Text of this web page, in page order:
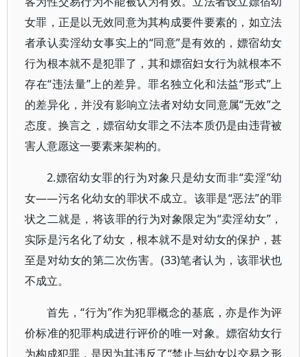
女罪，正是以无效同意为其构成要件要素的，如立法
者承认卖淫幼女事实上的“同意”是有效的，嫖宿幼女
行为根本就不是犯罪了，其和嫖宿妇女行为就根本不
存在“违法量”上的差异。罪名独立化和法益“形式”上
的差异化，并没有影响立法者对幼女同意属“无效”之
态度。换言之，嫖宿幼女罪之不法本质仍是由违背被
害人意愿这一要素来架构的。
2.嫖宿幼女罪的行为对象只是幼女而非“卖淫”幼
女——污名化幼女的罪状不成立。该罪是“恶法”的罪
状之二就是，将该罪的行为对象限定为“卖淫幼女”，
实际是污名化了幼女，根本就不是对幼女的保护，甚
至是对幼女的第二次伤害。(33)笔者认为，该罪状也
不成立。
首先，“行为”作为犯罪概念的基底，亦是作为评
价标准的犯罪构成进行评价的唯一对象。嫖宿幼女行
为构成犯罪，是因为其违反了“禁止与幼女以交易之形